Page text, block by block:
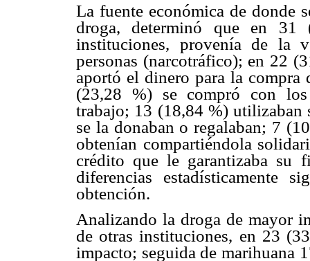
La fuente económica de donde
droga, determinó que en 31
instituciones, provenía de la
personas (narcotráfico); en 22
aportó el dinero para la
(23,28 %) se compró con los
trabajo; 13 (18,84 %) utilizaban
se la donaban o regalaban; 7
obtenían compartiéndola
crédito que le garantizaba su
diferencias estadísticamente
obtención.
Analizando la droga de mayor
de otras instituciones, en 23
impacto; seguida de marihuana